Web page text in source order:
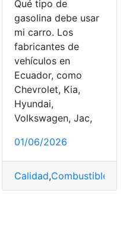
Qué tipo de
gasolina debe usar
mi carro. Los
fabricantes de
vehículos en
Ecuador, como
Chevrolet, Kia,
Hyundai,
Volkswagen, Jac,
01/06/2026
Calidad,Combustible